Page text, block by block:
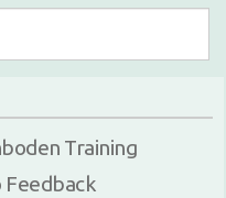
Training
Feedback